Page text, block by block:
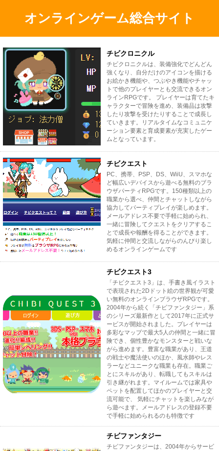
オンラインゲーム総合サイト
チビクロニクル
チビクロニクルは、装備強化でどんどん
強くなり、自分だけのアイコンを描ける
お絵かき機能や、つぶやき機能やチャッ
トで他のプレイヤーとも交流できるオン
ラインRPGです。 プレイヤーは育てたキ
ャラクターで冒険を進め、装備品は攻撃
したり攻撃を受けたりすることで成長し
ていきます。リアルタイムなコミュニケ
ーション要素と育成要素が充実したゲー
ムとなっています。
チビクエスト
PC、携帯、PSP、DS、WiiU、スマホな
ど幅広いデバイスから遊べる無料のブラ
ウザパーティRPGです。150種類以上の
職業から選べ、仲間とチャットしながら
協力してパーティプレイが楽しめます。
メールアドレス不要で手軽に始められ、
一緒に冒険してクエストをクリアするこ
とで成長や報酬を得ることができます。
気軽に仲間と交流しながらのんびり楽し
めるオンラインゲームです
チビクエスト3
「チビクエスト3」は、手書き風イラスト
で表現された2Dドット絵の世界観が可愛
い無料のオンラインブラウザRPGです。
2004年から続く「チビファンタジー」系
のシリーズ最新作として2017年に正式サ
ービスが開始されました。プレイヤーは
多彩なマップで最大5人の仲間と一緒に冒
険でき、個性豊かなモンスターと戦いな
がら進めます。豊富な職業があり、王道
の戦士や魔法使いのほか、風水師やレス
ラーなどユニークな職業も存在。職業ご
とにスキルがあり、転職してもスキルは
引き継がれます。マイルームでは家具や
ペットを配置してほかのプレイヤーと交
流可能で、 気軽にチャットを楽しみなが
ら遊べます。メールアドレスの登録不要
で手軽に始められるのも特徴です
チビファンタジー
チビファンタジーは、2004年からサービ